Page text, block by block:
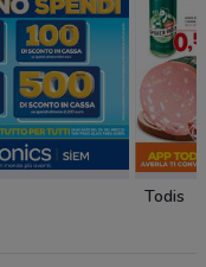
Todis